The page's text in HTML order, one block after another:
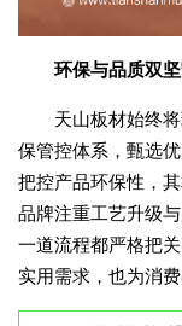
环保与品质双
天山板材始终
保管控体系，甄选
把控产品环保性，
品牌注重工艺升级
一道流程都严格把
实用需求，也为消